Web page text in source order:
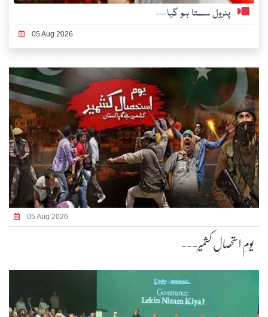
پٹرول سستا ہو گیا---
05 Aug 2026
05 Aug 2026
یومِ استحصالِ کشمیر---